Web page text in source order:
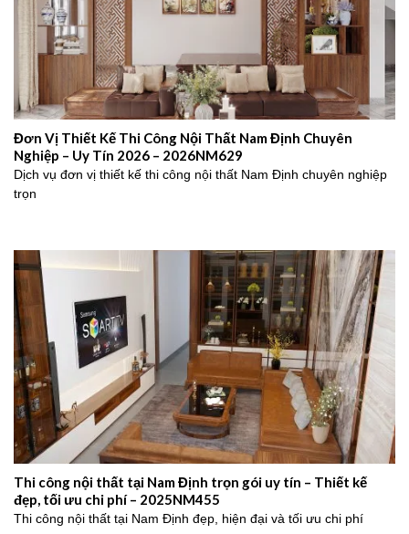
Đơn Vị Thiết Kế Thi Công Nội Thất Nam Định Chuyên
Nghiệp – Uy Tín 2026 – 2026NM629
Dịch vụ đơn vị thiết kế thi công nội thất Nam Định chuyên nghiệp
trọn
Thi công nội thất tại Nam Định trọn gói uy tín – Thiết kế
đẹp, tối ưu chi phí – 2025NM455
Thi công nội thất tại Nam Định đẹp, hiện đại và tối ưu chi phí